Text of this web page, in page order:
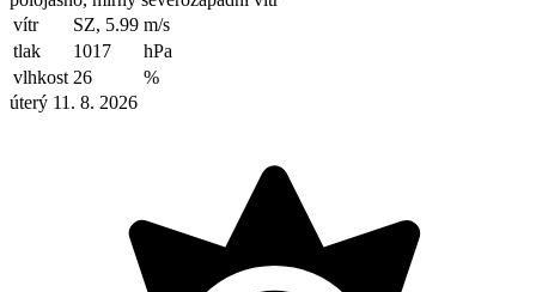
vítr
SZ, 5.99 m/s
tlak
1017
hPa
vlhkost 26
%
úterý 11. 8. 2026